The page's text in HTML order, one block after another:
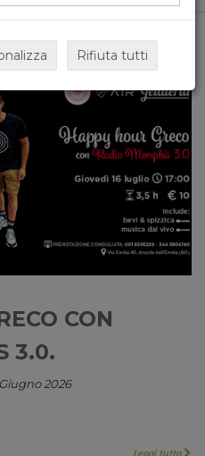
CON
3.0.
2026
Leggi tutto
Rifiuta tutti